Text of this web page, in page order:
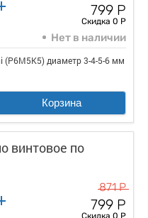
799 Р
Скидка 0 Р
Нет в наличии
(P6M5K5) диаметр 3-4-5-6 мм
Корзина
винтовое по
871 Р
799 Р